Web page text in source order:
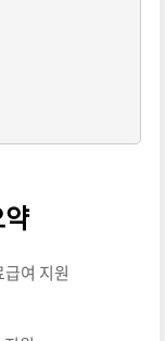
여 지원